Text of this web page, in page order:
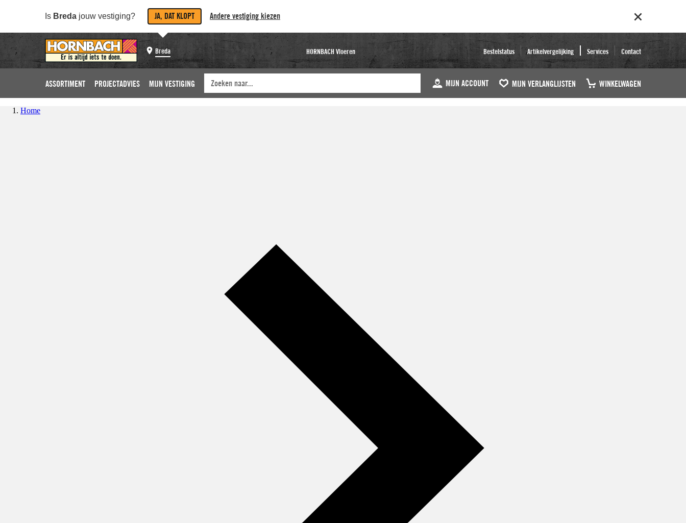
Is Breda jouw vestiging? JA, DAT KLOPT Andere vestiging kiezen
Breda HORNBACH Vloeren Bestelstatus Artikelvergelijking Services Contact
ASSORTIMENT PROJECTADVIES MIJN VESTIGING MIJN ACCOUNT MIJN VERLANGLIJSTEN WINKELWAGEN
Home